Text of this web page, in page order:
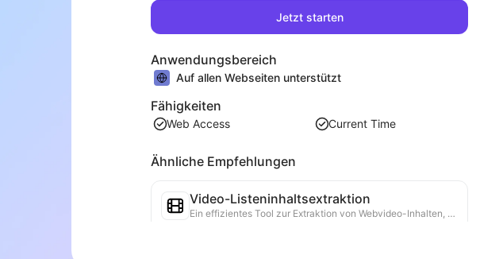
Jetzt starten
Anwendungsbereich
Auf allen Webseiten unterstützt
Fähigkeiten
Web Access Current Time
Ähnliche Empfehlungen
Video-Listeninhaltsextraktion
Ein effizientes Tool zur Extraktion von Webvideo-Inhalten, das Webseiten schnell scannen und Videoinformationen in einer strukturierten Markdown-Tabelle organisieren kann.